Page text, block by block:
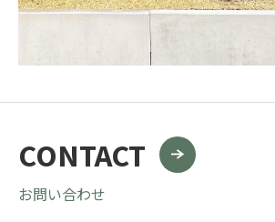
CONTACT
お問い合わせ